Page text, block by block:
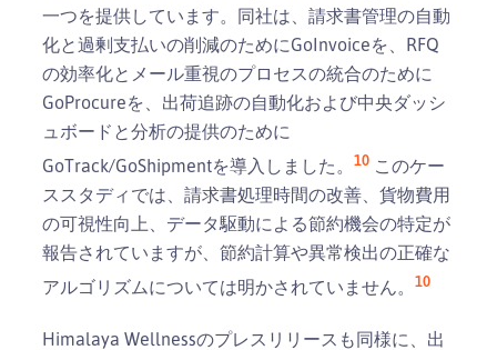
一つを提供しています。同社は、請求書管理の自動
化と過剰支払いの削減のためにGoInvoiceを、RFQ
の効率化とメール重視のプロセスの統合のために
GoProcureを、出荷追跡の自動化および中央ダッシ
ュボードと分析の提供のために
GoTrack/GoShipmentを導入しました。 10 このケー
ススタディでは、請求書処理時間の改善、貨物費用
の可視性向上、データ駆動による節約機会の特定が
報告されていますが、節約計算や異常検出の正確な
アルゴリズムについては明かされていません。 10
Himalaya Wellnessのプレスリリースも同様に、出